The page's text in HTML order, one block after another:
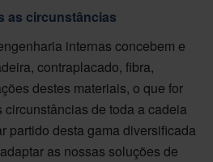
as circunstâncias
internas concebem e
contraplacado, fibra,
destes materiais, o que for
circunstâncias de toda a cadeia
partido desta gama diversificada
as nossas soluções de